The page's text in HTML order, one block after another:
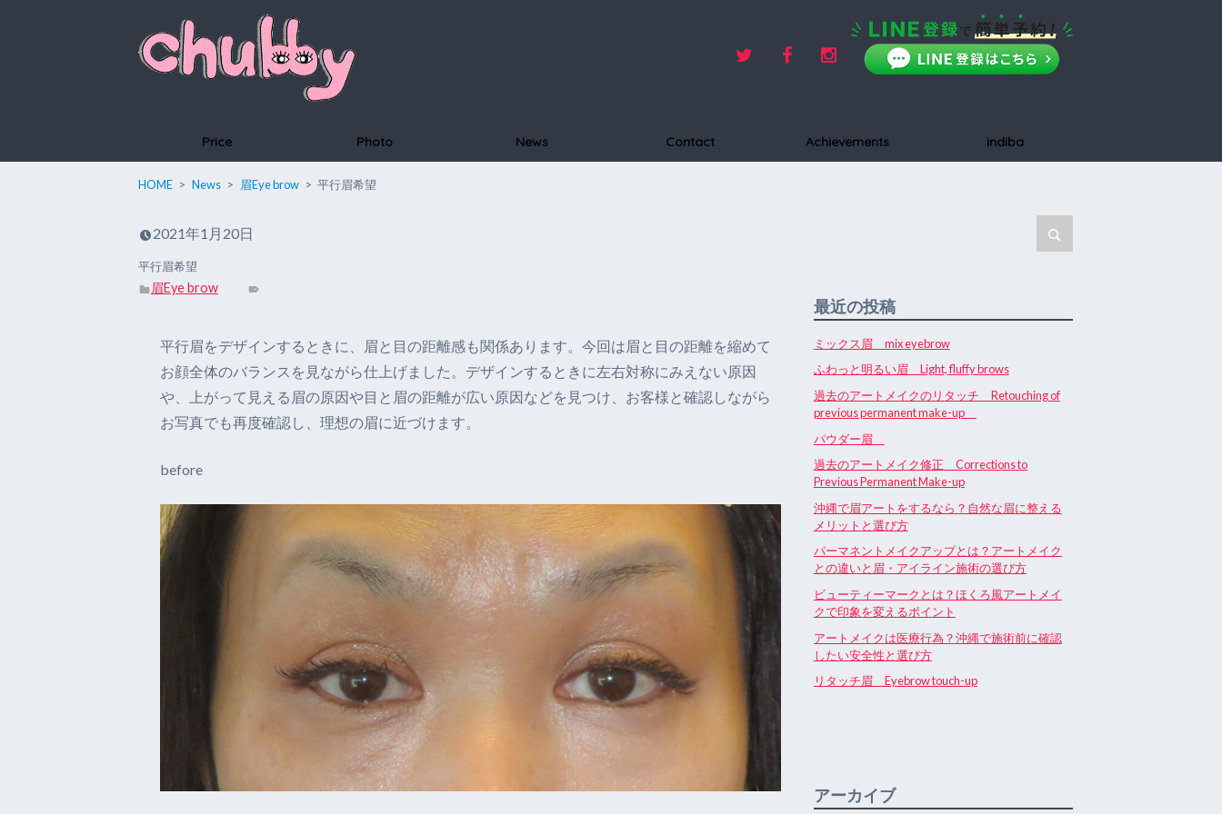
Price Photo News Contact Achievements indiba
HOME News 眉Eye brow 平行眉希望
2021年1月20日
平行眉希望
眉Eye brow
平行眉をデザインするときに、眉と目の距離感も関係あります。今回は眉と目の距離を縮めて
お顔全体のバランスを見ながら仕上げました。デザインするときに左右対称にみえない原因
や、上がって見える眉の原因や目と眉の距離が広い原因などを見つけ、お客様と確認しながら
お写真でも再度確認し、理想の眉に近づけます。
before
最近の投稿
ミックス眉 mix eyebrow
ふわっと明るい眉 Light, fluffy brows
過去のアートメイクのリタッチ Retouching of
previous permanent make-up
パウダー眉
過去のアートメイク修正 Corrections to
Previous Permanent Make-up
沖縄で眉アートをするなら？自然な眉に整える
メリットと選び方
パーマネントメイクアップとは？アートメイク
との違いと眉・アイライン施術の選び方
ビューティーマークとは？ほくろ風アートメイ
クで印象を変えるポイント
アートメイクは医療行為？沖縄で施術前に確認
したい安全性と選び方
リタッチ眉 Eyebrow touch-up
アーカイブ